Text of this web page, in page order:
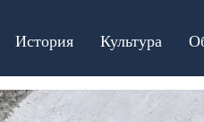
История Культура